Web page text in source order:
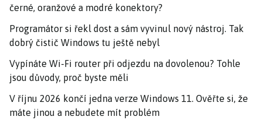
černé, oranžové a modré konektory?
Programátor si řekl dost a sám vyvinul nový nástroj. Tak
dobrý čistič Windows tu ještě nebyl
Vypínáte Wi-Fi router při odjezdu na dovolenou? Tohle
jsou důvody, proč byste měli
V říjnu 2026 končí jedna verze Windows 11. Ověřte si, že
máte jinou a nebudete mít problém